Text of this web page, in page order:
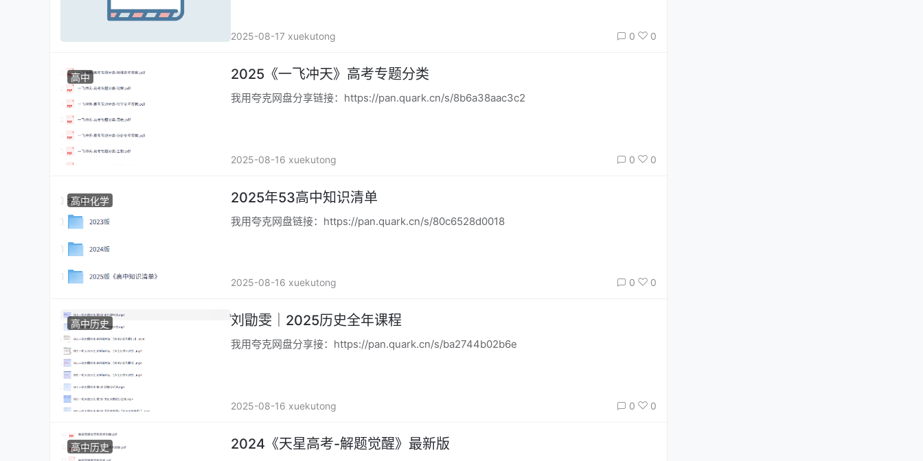
2025-08-17 xuekutong 0 0
高中 2025《一飞冲天》高考专题分类
我用夸克网盘分享链接：https://pan.quark.cn/s/8b6a38aac3c2
2025-08-16 xuekutong 0 0
高中化学 2025年53高中知识清单
我用夸克网盘链接：https://pan.quark.cn/s/80c6528d0018
2025-08-16 xuekutong 0 0
高中历史 刘勖雯｜2025历史全年课程
我用夸克网盘分享接：https://pan.quark.cn/s/ba2744b02b6e
2025-08-16 xuekutong 0 0
高中历史 2024《天星高考-解题觉醒》最新版